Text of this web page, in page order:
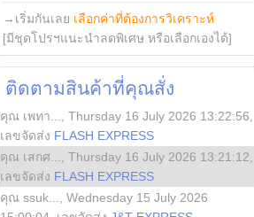
→เริ่มกันเลย เลือกค่าที่ต้องการวิเคราะห์
[มีชุดโปรฯแนะนำลดพิเศษ หรือเลือกเองได้]
ติดตามสินค้าที่คุณสั่ง
คุณ เพทา... Thursday 16 July 2026 13:22:56
เลขจัดส่ง FLASH EXPRESS
คุณ เสกศ...
Thursday 16 July 2026 13:21:12
เลขจัดส่ง FLASH EXPRESS
คุณ ssuk...
Wednesday 15 July 2026